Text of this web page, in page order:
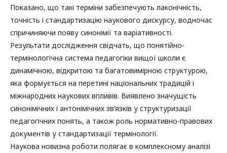
Показано, що такі терміни забезпечують лаконічність,
точність і стандартизацію наукового дискурсу, водночас
спричиняючи появу синонімії та варіативності.
Результати дослідження свідчать, що понятійно-
термінологічна система педагогіки вищої школи є
динамічною, відкритою та багатовимірною структурою,
яка формується на перетині національних традицій і
міжнародних наукових впливів. Виявлено значущість
синонімічних і антонімічних зв’язків у структуризації
педагогічних понять, а також роль нормативно-правових
документів у стандартизації термінології.
Наукова новизна роботи полягає в комплексному аналізі